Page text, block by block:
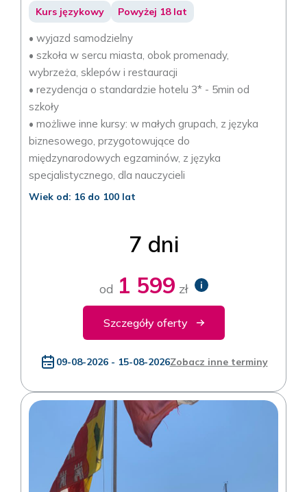
Kurs językowy Powyżej 18 lat
• wyjazd samodzielny
• szkoła w sercu miasta, obok promenady,
wybrzeża, sklepów i restauracji
• rezydencja o standardzie hotelu 3* - 5min od
szkoły
• możliwe inne kursy: w małych grupach, z języka
biznesowego, przygotowujące do
międzynarodowych egzaminów, z języka
specjalistycznego, dla nauczycieli
Wiek od: 16 do 100 lat
7 dni
od 1 599 zł i
Szczegóły oferty
09-08-2026 - 15-08-2026Zobacz inne terminy